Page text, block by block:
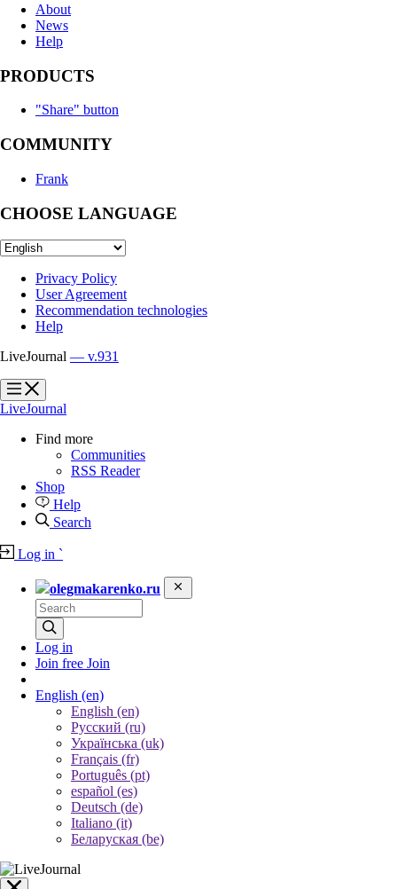
About
News
Help
PRODUCTS
"Share" button
COMMUNITY
Frank
CHOOSE LANGUAGE
Privacy Policy
User Agreement
Recommendation technologies
Help
LiveJournal — v.931
?
?
LiveJournal
Find more
Communities
RSS Reader
Shop
Help
Search
Log in `
olegmakarenko.ru
Log in
Join free Join
English (en)
English (en)
Русский (ru)
Українська (uk)
Français (fr)
Português (pt)
español (es)
Deutsch (de)
Italiano (it)
Беларуская (be)